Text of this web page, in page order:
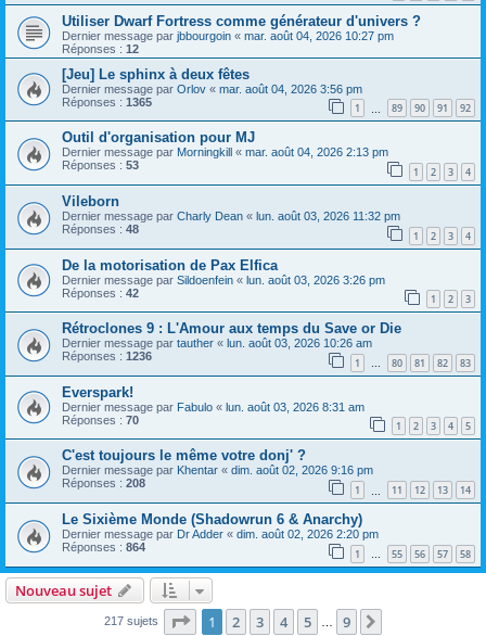
Utiliser Dwarf Fortress comme générateur d'univers ?
Dernier message par jbbourgoin « mar. août 04, 2026 10:27 pm
Réponses : 12
[Jeu] Le sphinx à deux fêtes
Dernier message par Orlov « mar. août 04, 2026 3:56 pm
Réponses : 1365 1 89 90 91 92
Outil d'organisation pour MJ
Dernier message par Morningkill « mar. août 04, 2026 2:13 pm
Réponses : 53 1 2 3 4
Vileborn
Dernier message par Charly Dean « lun. août 03, 2026 11:32 pm
Réponses : 48 1 2 3 4
De la motorisation de Pax Elfica
Dernier message par Sildoenfein « lun. août 03, 2026 3:26 pm
Réponses : 42 1 2 3
Rétroclones 9 : L'Amour aux temps du Save or Die
Dernier message par tauther « lun. août 03, 2026 10:26 am
Réponses : 1236 1 … 80 81 82 83
Everspark!
Dernier message par Fabulo « lun. août 03, 2026 8:31 am
Réponses : 70 1 2 3 4 5
C'est toujours le même votre donj' ?
Dernier message par Khentar « dim. août 02, 2026 9:16 pm
Réponses : 208 1 11 12 13 14
Le Sixième Monde (Shadowrun 6 & Anarchy)
Dernier message par Dr Adder « dim. août 02, 2026 2:20 pm
Réponses : 864 1 … 55 56 57 58
Nouveau sujet
217 sujets Page 1sur9
1 2 3 4 5 9